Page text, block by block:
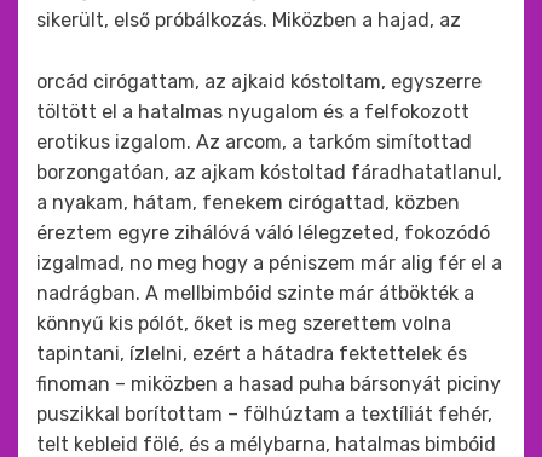
sikerült, első próbálkozás. Miközben a hajad, az
orcád cirógattam, az ajkaid kóstoltam, egyszerre
töltött el a hatalmas nyugalom és a felfokozott
erotikus izgalom. Az arcom, a tarkóm simítottad
borzongatóan, az ajkam kóstoltad fáradhatatlanul,
a nyakam, hátam, fenekem cirógattad, közben
éreztem egyre zihálóvá váló lélegzeted, fokozódó
izgalmad, no meg hogy a péniszem már alig fér el a
nadrágban. A mellbimbóid szinte már átbökték a
könnyű kis pólót, őket is meg szerettem volna
tapintani, ízlelni, ezért a hátadra fektettelek és
finoman – miközben a hasad puha bársonyát piciny
puszikkal borítottam – fölhúztam a textíliát fehér,
telt kebleid fölé, és a mélybarna, hatalmas bimbóid